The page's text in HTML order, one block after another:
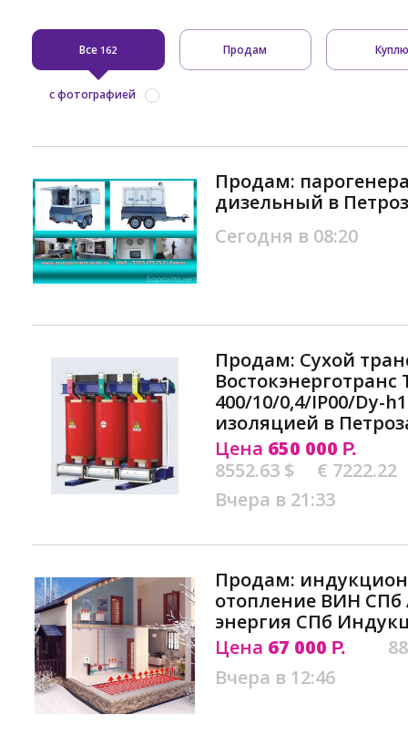
Все 162 Продам
с фотографией
Продам:
дизельный в
Сегодня в 08:20
Продам: Cухой
Востокэнерготранс
400/10/0,4/IP00/Dy-
изоляцией в
Цена 650 000 Р.
8552.63 $
€ 7222.22
Вчера в 21:33
Продам:
отопление ВИН СПб
энергия СПб
Цена 67 000 Р.
Вчера в 12:46